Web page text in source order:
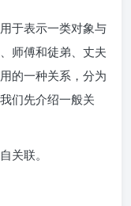
于表示一类对象与
师傅和徒弟、丈夫
的一种关系，分为
们先介绍一般关
关联。